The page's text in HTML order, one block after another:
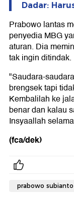
Dadar:
Prabowo lantas
penyedia MBG
aturan. Dia
tak ingin ditindak.
"Saudara-
brengsek tapi
Kembalilah ke
benar dan kalau
Insyaallah
(fca/dek)
prabowo subianto